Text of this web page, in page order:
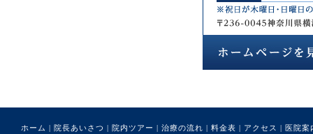
ホーム | 院長あいさつ | 院内ツアー | 治療の流れ | 料金表 | アクセス | 医院案